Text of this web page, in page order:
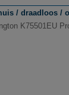
/ draadloos /
K75501EU